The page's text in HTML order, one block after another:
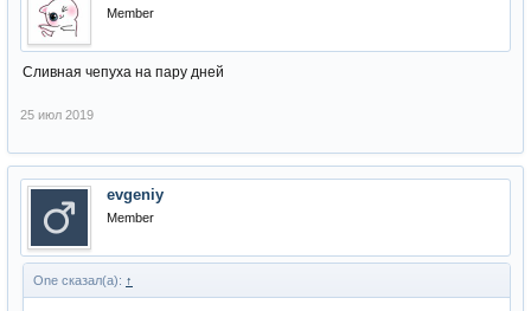
Member
Cливная чепуха на пару дней
25 июл 2019
evgeniy
Member
One сказал(а): ↑